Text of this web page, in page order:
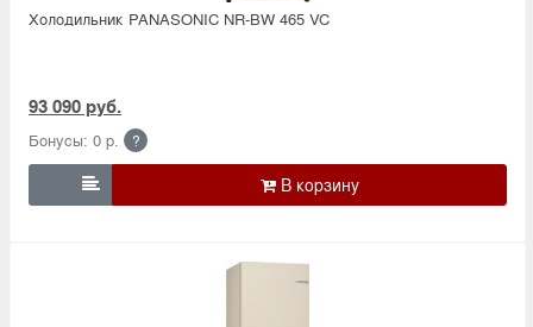
Холодильник PANASONIC NR-BW 465 VC
93 090 руб.
Бонусы: 0 р. ?
